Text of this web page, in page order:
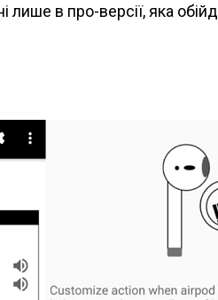
лише в про-версії, яка